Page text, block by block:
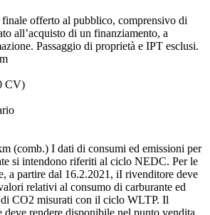
finale offerto al pubblico, comprensivo di
all’acquisto di un finanziamento, a
Passaggio di proprietà e IPT esclusi.
CV)
(comb.) I dati di consumi ed emissioni per
si intendono riferiti al ciclo NEDC. Per le
a partire dal 16.2.2021, iI rivenditore deve
relativi al consumo di carburante ed
di CO2 misurati con il ciclo WLTP. Il
deve rendere disponibile nel punto vendita